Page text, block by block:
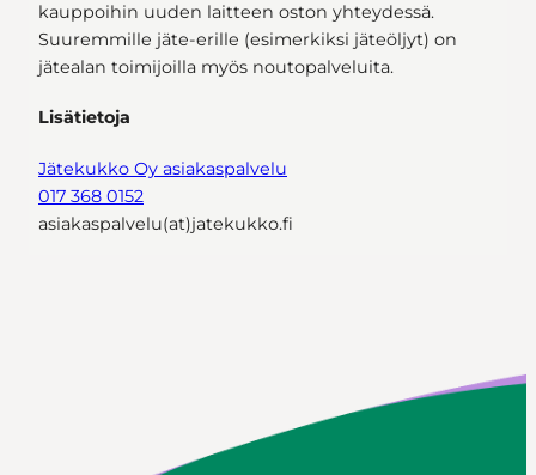
kauppoihin uuden laitteen oston yhteydessä.
Suuremmille jäte-erille (esimerkiksi jäteöljyt) on
jätealan toimijoilla myös noutopalveluita.
Lisätietoja
Jätekukko Oy asiakaspalvelu
017 368 0152
asiakaspalvelu(at)jatekukko.fi